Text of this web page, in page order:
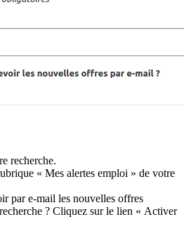
recherche.
« Mes alertes emploi » de votre
par e-mail les nouvelles offres
? Cliquez sur le lien « Activer